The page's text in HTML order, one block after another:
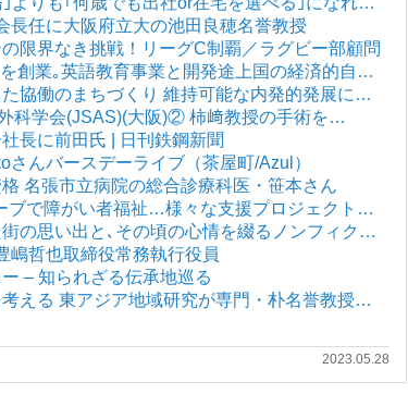
長任に大阪府立大の池田良穂名誉教授
限界なき挑戦！リーグC制覇／ラグビー部顧問
創業｡英語教育事業と開発途上国の経済的自…
協働のまちづくり 維持可能な内発的発展に…
科学会(JSAS)(大阪)② 柿﨑教授の手術を…
長に前田氏 | 日刊鉄鋼新聞
んバースデーライブ（茶屋町/Azul）
名張市立病院の総合診療科医・笹本さん
ブで障がい者福祉…様々な支援プロジェクト…
の思い出と､その頃の心情を綴るノンフィク…
嶋哲也取締役常務執行役員
– 知られざる伝承地巡る
える 東アジア地域研究が専門・朴名誉教授…
2023.05.28